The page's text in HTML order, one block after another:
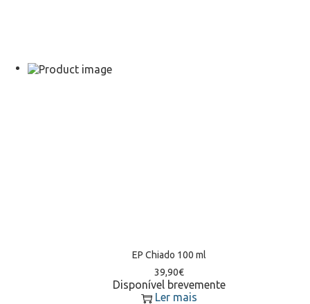
EP Chiado 100 ml
39,90€
Disponível brevemente
Ler mais